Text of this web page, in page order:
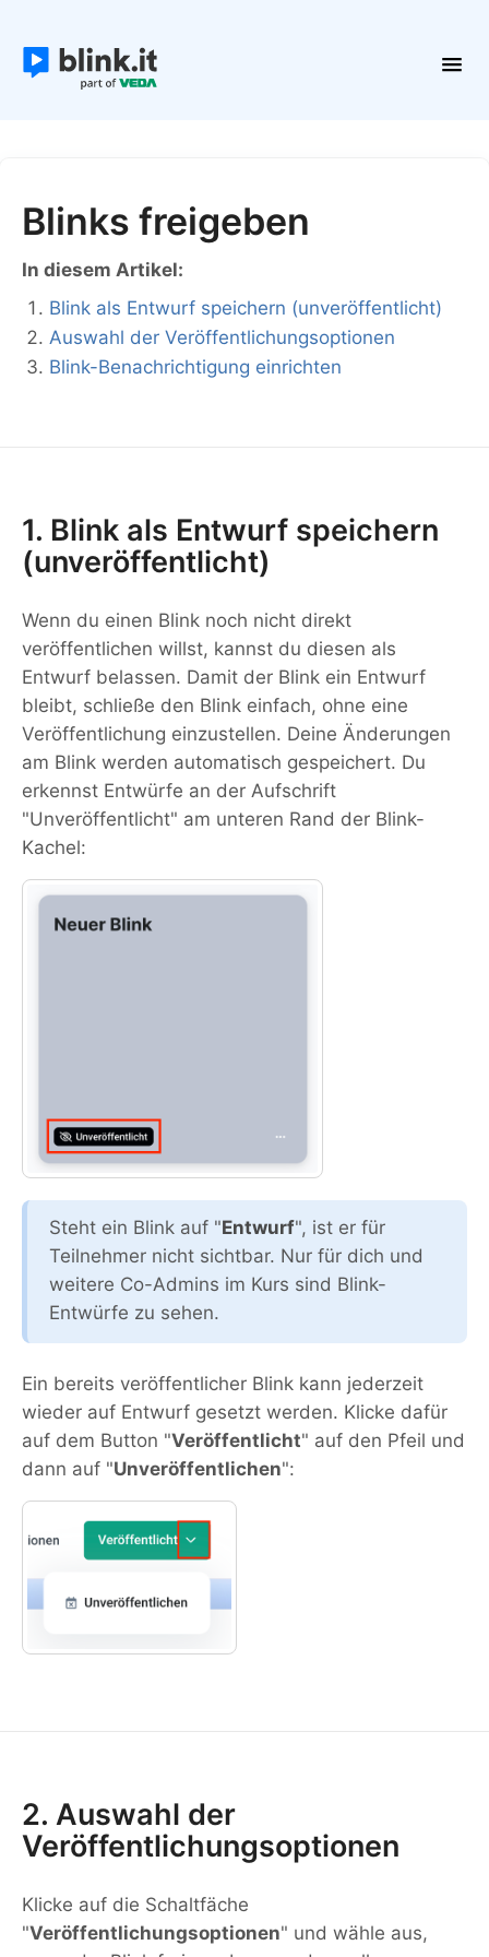
Plattform verwalten
Blinks freigeben
In diesem Artikel:
Blink als Entwurf speichern (unveröffentlicht)
Auswahl der Veröffentlichungsoptionen
Blink-Benachrichtigung einrichten
1. Blink als Entwurf speichern
(unveröffentlicht)
Wenn du einen Blink noch nicht direkt
veröffentlichen willst, kannst du diesen als
Entwurf belassen. Damit der Blink ein Entwurf
bleibt, schließe den Blink einfach, ohne eine
Veröffentlichung einzustellen. Deine Änderungen
am Blink werden automatisch gespeichert. Du
erkennst Entwürfe an der Aufschrift
"Unveröffentlicht" am unteren Rand der Blink-
Kachel:
Steht ein Blink auf "Entwurf", ist er für
Teilnehmer nicht sichtbar. Nur für dich und
weitere Co-Admins im Kurs sind Blink-
Entwürfe zu sehen.
Ein bereits veröffentlicher Blink kann jederzeit
wieder auf Entwurf gesetzt werden. Klicke dafür
auf dem Button "Veröffentlicht" auf den Pfeil und
dann auf "Unveröffentlichen":
2. Auswahl der
Veröffentlichungsoptionen
Klicke auf die Schaltfäche
"Veröffentlichungsoptionen" und wähle aus,